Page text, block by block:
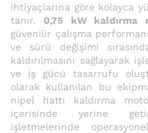
ihtiyaçlarına göre kolayca
tanır.0,75 kW kaldırma
güvenilir çalışma
ve sürü değişimi
kaldırılmasını sağlayarak
ve iş gücü tasarrufu
olarak kullanılan bu
nipel hattı kaldırma
içerisinde yerine
işletmelerinde